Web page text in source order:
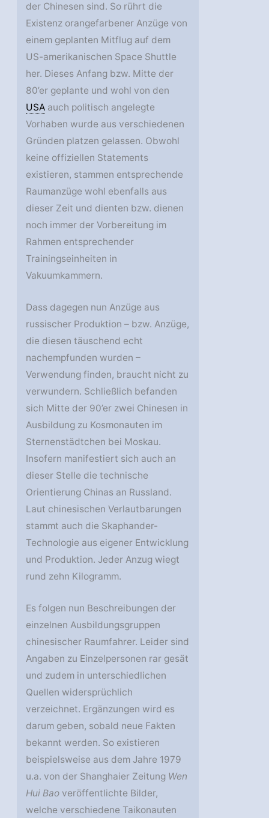
der Chinesen sind. So rührt die
Existenz orangefarbener Anzüge von
einem geplanten Mitflug auf dem
US-amerikanischen Space Shuttle
her. Dieses Anfang bzw. Mitte der
80’er geplante und wohl von den
USA auch politisch angelegte
Vorhaben wurde aus verschiedenen
Gründen platzen gelassen. Obwohl
keine offiziellen Statements
existieren, stammen entsprechende
Raumanzüge wohl ebenfalls aus
dieser Zeit und dienten bzw. dienen
noch immer der Vorbereitung im
Rahmen entsprechender
Trainingseinheiten in
Vakuumkammern.
Dass dagegen nun Anzüge aus
russischer Produktion – bzw. Anzüge,
die diesen täuschend echt
nachempfunden wurden –
Verwendung finden, braucht nicht zu
verwundern. Schließlich befanden
sich Mitte der 90’er zwei Chinesen in
Ausbildung zu Kosmonauten im
Sternenstädtchen bei Moskau.
Insofern manifestiert sich auch an
dieser Stelle die technische
Orientierung Chinas an Russland.
Laut chinesischen Verlautbarungen
stammt auch die Skaphander-
Technologie aus eigener Entwicklung
und Produktion. Jeder Anzug wiegt
rund zehn Kilogramm.
Es folgen nun Beschreibungen der
einzelnen Ausbildungsgruppen
chinesischer Raumfahrer. Leider sind
Angaben zu Einzelpersonen rar gesät
und zudem in unterschiedlichen
Quellen widersprüchlich
verzeichnet. Ergänzungen wird es
darum geben, sobald neue Fakten
bekannt werden. So existieren
beispielsweise aus dem Jahre 1979
u.a. von der Shanghaier Zeitung Wen
Hui Bao veröffentlichte Bilder,
welche verschiedene Taikonauten